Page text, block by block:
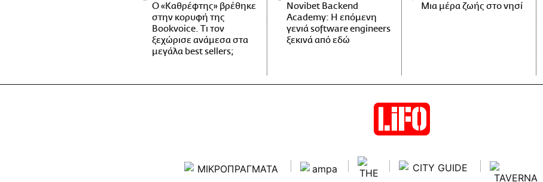
Ο «Καθρέφτης» βρέθηκε
στην κορυφή της
Bookvoice. Τι τον
ξεχώρισε ανάμεσα στα
μεγάλα best sellers;
Novibet Backend
Academy: Η επόμενη
γενιά software engineers
ξεκινά από εδώ
Μια μέρα ζωής στο νησί